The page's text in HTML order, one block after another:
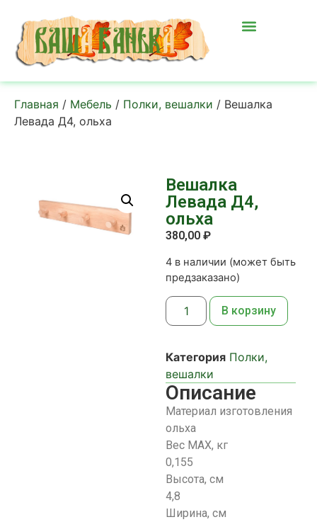
Главная / Мебель / Полки, вешалки / Вешалка
Левада Д4, ольха
Вешалка
Левада Д4,
ольха
380,00 ₽
4 в наличии (может быть
предзаказано)
В корзину
Категория Полки,
вешалки
Описание
Материал изготовления
ольха
Вес МАХ, кг
0,155
Высота, см
4,8
Ширина, см